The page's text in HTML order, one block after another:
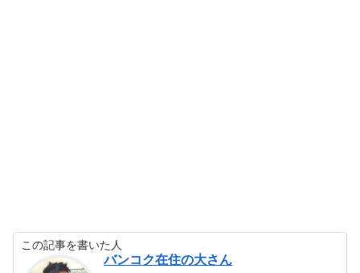
この記事を書いた人
バンコク在住の大さん